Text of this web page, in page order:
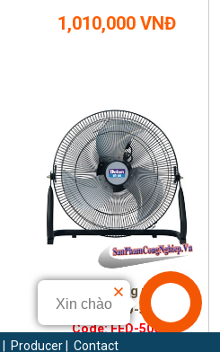
1,010,000 VNĐ
Quạt sàn công nghiệp
Deton FED-50G
Code: FED-50G
Producer Contact
Xin chào